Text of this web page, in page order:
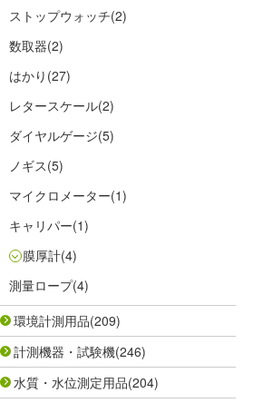
ストップウォッチ(2)
数取器(2)
はかり (27)
レタースケール(2)
ダイヤルゲージ(5)
ノギス(5)
マイクロメーター(1)
キャリパー(1)
膜厚計(4)
測量ロープ(4)
環境計測用品(209)
計測機器・試験機(246)
水質・水位測定用品(204)